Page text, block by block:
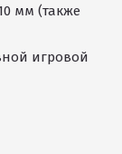
мм (также
игровой